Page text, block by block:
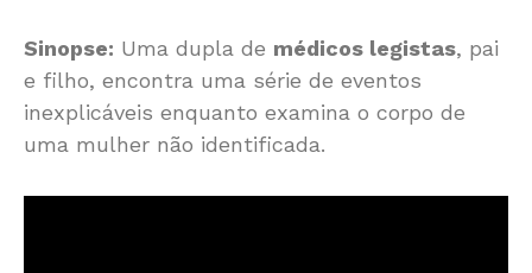
Sinopse: Uma dupla de médicos legistas, pai
e filho, encontra uma série de eventos
inexplicáveis enquanto examina o corpo de
uma mulher não identificada.